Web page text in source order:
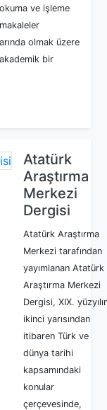
ve işleme
olmak üzere
bir
Atatürk
Araştırma
Merkezi
Dergisi
Atatürk Araştırma
Merkezi tarafından
yayımlanan Atatürk
Araştırma Merkezi
Dergisi, XIX.
ikinci yarısından
itibaren Türk ve
dünya tarihi
kapsamındaki
konular
çerçevesinde,